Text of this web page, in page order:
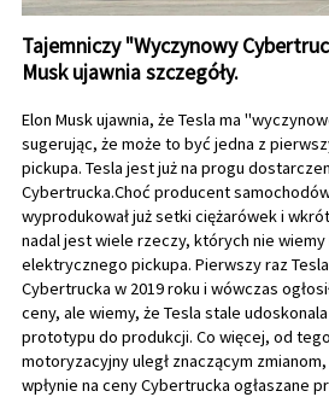
Tajemniczy "Wyczynowy
Musk ujawnia szczegóły.
Elon Musk ujawnia, że Tesla ma
sugerując, że może to być jedna z
pickupa. Tesla jest już na progu
Cybertrucka.Choć producent
wyprodukował już setki ciężarówek i
nadal jest wiele rzeczy, których nie
elektrycznego pickupa. Pierwszy raz
Cybertrucka w 2019 roku i wówczas
ceny, ale wiemy, że Tesla stale
prototypu do produkcji. Co więcej, od
motoryzacyjny uległ znaczącym
wpłynie na ceny Cybertrucka ogłaszane